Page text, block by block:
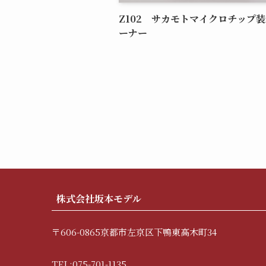
Z102 サカモトマイクロチップ
ーナー
株式会社坂本モデル
〒606-0865京都市左京区下鴨東高木町34